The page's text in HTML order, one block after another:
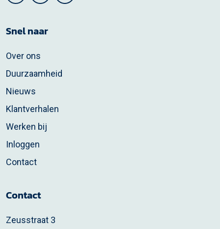
Snel naar
Over ons
Duurzaamheid
Nieuws
Klantverhalen
Werken bij
Inloggen
Contact
Contact
Zeusstraat 3